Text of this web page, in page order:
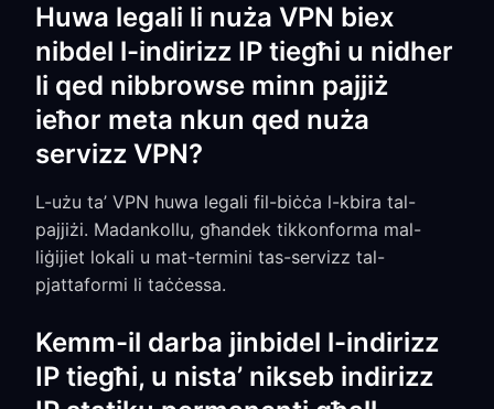
Huwa legali li nuża VPN biex
nibdel l-indirizz IP tiegħi u nidher
li qed nibbrowse minn pajjiż
ieħor meta nkun qed nuża
servizz VPN?
L-użu ta’ VPN huwa legali fil-biċċa l-kbira tal-
pajjiżi. Madankollu, għandek tikkonforma mal-
liġijiet lokali u mat-termini tas-servizz tal-
pjattaformi li taċċessa.
Kemm-il darba jinbidel l-indirizz
IP tiegħi, u nista’ nikseb indirizz